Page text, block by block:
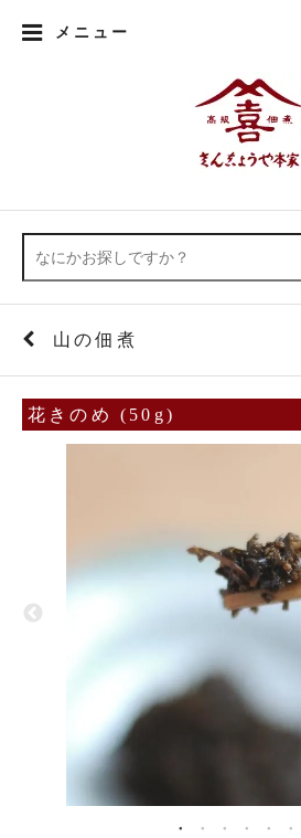
メニュー
山の佃煮
花きのめ (50g)